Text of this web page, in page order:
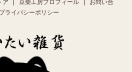
ア 豆柴工房プロフィール
お問い合
プライバシーポリシー